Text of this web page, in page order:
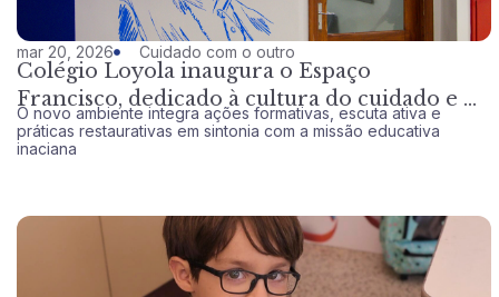
mar 20, 2026 Cuidado com o outro
Colégio Loyola inaugura o Espaço
Francisco, dedicado à cultura do cuidado e da
paz
O novo ambiente integra ações formativas, escuta ativa e
práticas restaurativas em sintonia com a missão educativa
inaciana